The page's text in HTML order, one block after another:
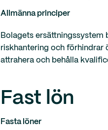
Allmänna principer
Bolagets
riskhantering och förhindrar
attrahera och behålla
Fast lön
Fasta löner